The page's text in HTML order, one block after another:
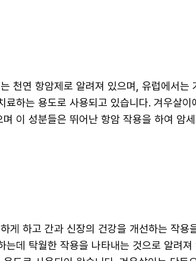
천연 항암제로 알려져 있으며, 유럽에서는
료하는 용도로 사용되고 있습니다. 겨우살
이 성분들은 뛰어난 항암 작용을 하여 암
게 하고 간과 신장의 건강을 개선하는 작용
는데 탁월한 작용을 나타내는 것으로 알려